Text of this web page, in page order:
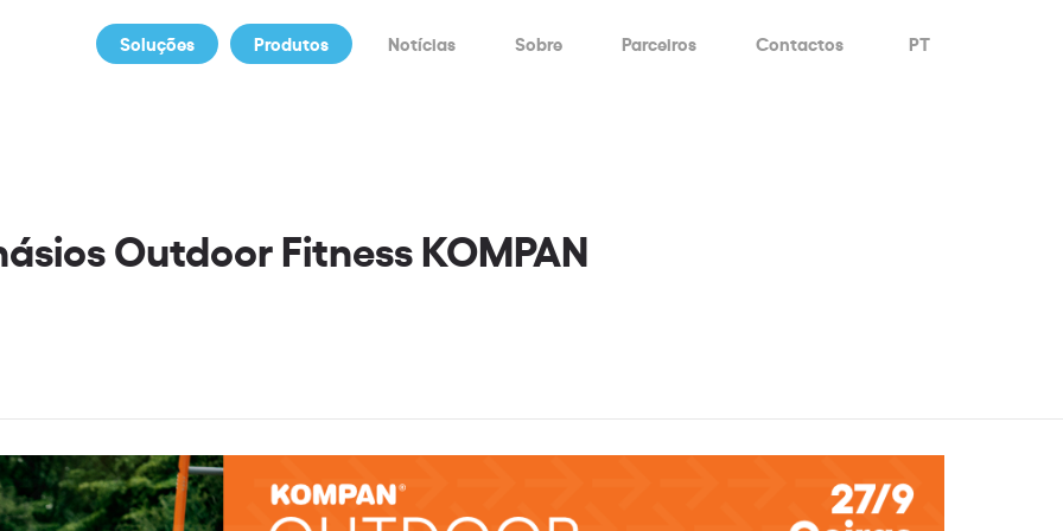
Soluções Produtos Notícias Sobre Parceiros Contactos PT
Outdoor Fitness KOMPAN